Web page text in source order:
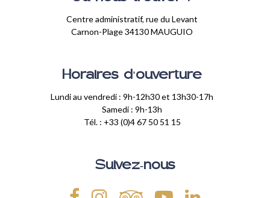
Centre administratif, rue du Levant
Carnon-Plage 34130 MAUGUIO
Horaires d'ouverture
Lundi au vendredi : 9h-12h30 et 13h30-17h
Samedi : 9h-13h
Tél. : +33 (0)4 67 50 51 15
Suivez-nous